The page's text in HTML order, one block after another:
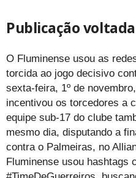
Publicação
O Fluminense usou as
torcida ao jogo decisivo
sexta-feira, 1º de
incentivou os torcedores a
equipe sub-17 do clube
mesmo dia, disputando a
contra o Palmeiras, no
Fluminense usou hashtags